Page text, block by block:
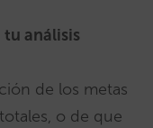
análisis
de los metas
o de que